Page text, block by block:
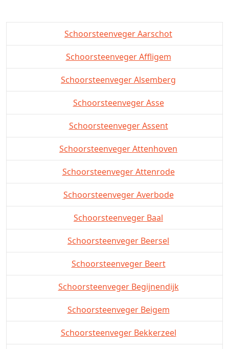
Schoorsteenveger Aarschot
Schoorsteenveger Affligem
Schoorsteenveger Alsemberg
Schoorsteenveger Asse
Schoorsteenveger Assent
Schoorsteenveger Attenhoven
Schoorsteenveger Attenrode
Schoorsteenveger Averbode
Schoorsteenveger Baal
Schoorsteenveger Beersel
Schoorsteenveger Beert
Schoorsteenveger Begijnendijk
Schoorsteenveger Beigem
Schoorsteenveger Bekkerzeel